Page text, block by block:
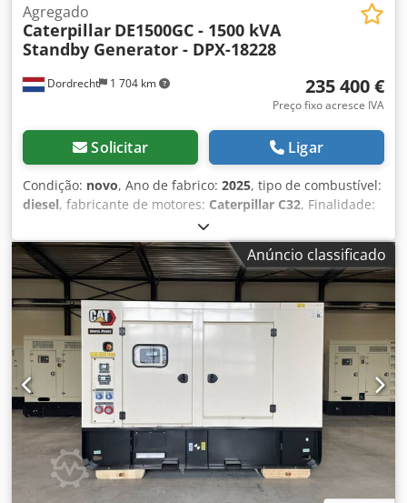
Dordrecht 1 704 km
Agregado
Caterpillar DE1500GC - 1500 kVA
Standby Generator - DPX-18228
235 400 €
Preço fixo acresce IVA
Solicitar Ligar
Condição: novo, Ano de fabrico: 2025, tipo de combustível:
diesel, fabricante de motores: Caterpillar C32, Finalidade:
Construção civil Peso vazio: 11.481 kg Potência do gerador:
1.500 kVA Dimensões do compartimento de carga: 667 x
245 x 279 cm Certificação CE: sim Volume do tanque de
água: 1000 l Entre em contato com a equipe DPX para mais
informações. = Outras opções e acessórios = - Bateria -
Quadro de comando - Teto de aço - Camião cisterna
Dwodpfxsx Dqnke Am Tja
Anúncio classificado